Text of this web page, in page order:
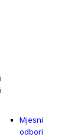
Mjesni
odbori